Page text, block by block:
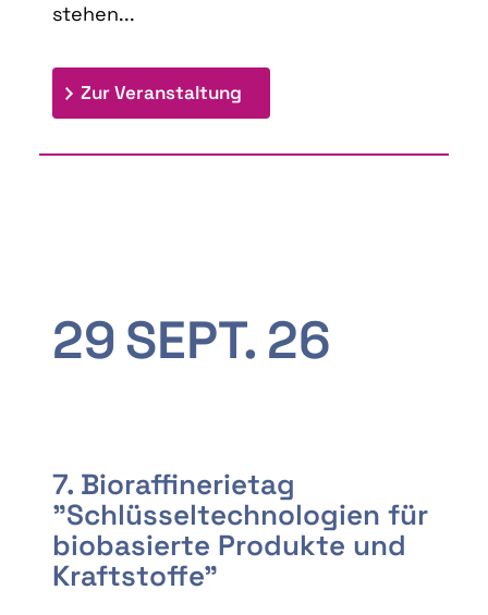
stehen...
Zur Veranstaltung
29SEPT. 26
7. Bioraffinerietag
"Schlüsseltechnologien für
biobasierte Produkte und
Kraftstoffe"